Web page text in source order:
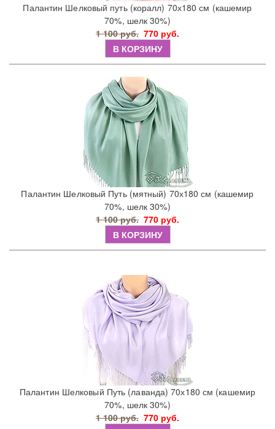
Палантин Шелковый путь (коралл) 70х180 см (кашемир
70%, шелк 30%)
1 100 руб. 770 руб.
В КОРЗИНУ
Палантин Шелковый Путь (мятный) 70х180 см (кашемир
70%, шелк 30%)
1 100 руб. 770 руб.
В КОРЗИНУ
Палантин Шелковый Путь (лаванда) 70х180 см (кашемир
70%, шелк 30%)
1 100 руб. 770 руб.